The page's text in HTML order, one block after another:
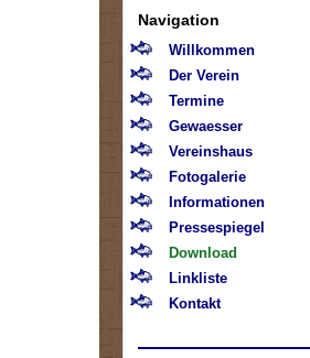
Navigation
Willkommen
Der Verein
Termine
Gewaesser
Vereinshaus
Fotogalerie
Informationen
Pressespiegel
Download
Linkliste
Kontakt